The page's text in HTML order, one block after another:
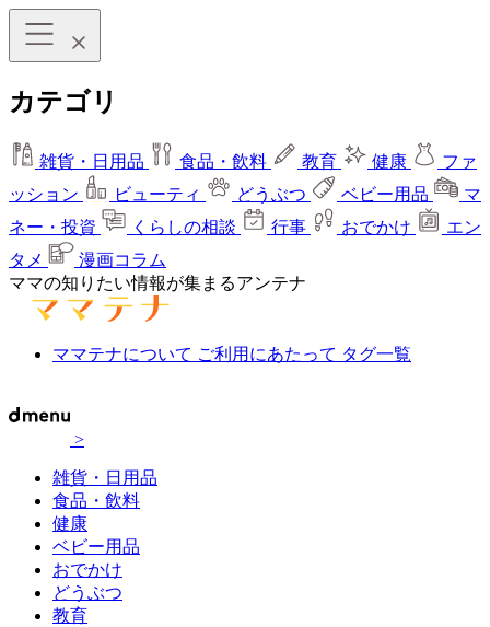
カテゴリ
雑貨・日用品 食品・飲料 教育 健康
ファ
ッション
ビューティ どうぶつ ベビー用品
マ
ネー・投資
くらしの相談 行事 おでかけ
エン
タメ
漫画コラム
ママの知りたい情報が集まるアンテナ
ママテナについて ご利用にあたって タグ一覧
>
雑貨・日用品
食品・飲料
健康
ベビー用品
おでかけ
どうぶつ
教育